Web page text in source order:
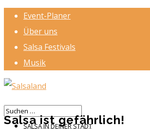
Event-Planer
Über uns
Salsa Festivals
Musik
HOME
SALSA IN DEINER STADT
Salsa ist gefährlich!